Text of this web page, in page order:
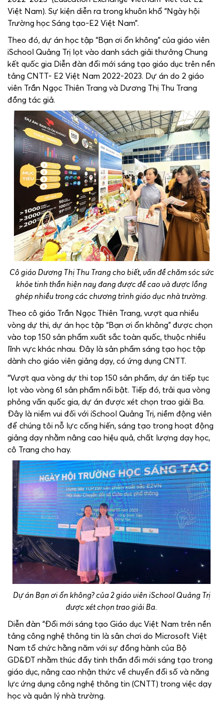
Việt Nam). Sự kiện diễn ra trong khuôn khổ “Ngày hội
Trường học Sáng tạo-E2 Việt Nam”.
Theo đó, dự án học tập “Bạn ơi ổn không” của giáo viên
iSchool Quảng Trị lọt vào danh sách giải thưởng Chung
kết quốc gia Diễn đàn đổi mới sáng tạo giáo dục trên nền
tảng CNTT- E2 Việt Nam 2022-2023. Dự án do 2 giáo
viên Trần Ngọc Thiên Trang và Dương Thị Thu Trang
đồng tác giả.
Cô giáo Dương Thị Thu Trang cho biết, vấn đề chăm sóc sức
khỏe tinh thần hiện nay đang được đề cao và được lồng
ghép nhiều trong các chương trình giáo dục nhà trường.
Theo cô giáo Trần Ngọc Thiên Trang, vượt qua nhiều
vòng dự thi, dự án học tập “Bạn ơi ổn không” được chọn
vào top 150 sản phẩm xuất sắc toàn quốc, thuộc nhiều
lĩnh vực khác nhau. Đây là sản phẩm sáng tạo học tập
dành cho giáo viên giảng dạy, có ứng dụng CNTT.
“Vượt qua vòng dự thi top 150 sản phẩm, dự án tiếp tục
lọt vào vòng 61 sản phẩm nổi bật. Tiếp đó, trải qua vòng
phỏng vấn quốc gia, dự án được xét chọn trao giải Ba.
Đây là niềm vui đối với iSchool Quảng Trị, niềm động viên
để chúng tôi nỗ lực cống hiến, sáng tạo trong hoạt động
giảng dạy nhằm nâng cao hiệu quả, chất lượng dạy học,
cô Trang cho hay.
Dự án Bạn ơi ổn không? của 2 giáo viên iSchool Quảng Trị
được xét chọn trao giải Ba.
Diễn đàn “Đổi mới sáng tạo Giáo dục Việt Nam trên nền
tảng công nghệ thông tin là sân chơi do Microsoft Việt
Nam tổ chức hằng năm với sự đồng hành của Bộ
GD&ĐT nhằm thúc đẩy tinh thần đổi mới sáng tạo trong
giáo dục, nâng cao nhận thức về chuyển đổi số và năng
lực ứng dụng công nghệ thông tin (CNTT) trong việc dạy
học và quản lý nhà trường.